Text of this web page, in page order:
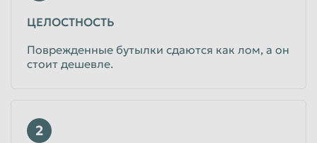
ЦЕЛОСТНОСТЬ
Поврежденные бутылки сдаются как лом, а он
стоит дешевле.
2